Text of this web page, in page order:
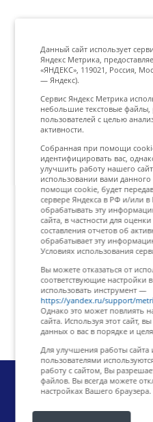
Данный сайт использует
Яндекс Метрика,
«ЯНДЕКС», 119021, Россия,
— Яндекс).
Сервис Яндекс Метрика
небольшие текстовые
пользователей с целью
активности.
Собранная при помощи
идентифицировать вас,
улучшить работу нашего
использовании вами
помощи cookie, будет
сервере Яндекса в РФ и/или в
обрабатывать эту
сайта, в частности для
составления отчетов об
обрабатывает эту
Условиях использования
Вы можете отказаться от
соответствующие настройки
использовать инструмент —
https://yandex.ru/support/
Однако это может повлиять
сайта. Используя этот сайт,
данных о вас в порядке и
Для улучшения работы сайта
пользователями
работу с сайтом, Вы
файлов. Вы всегда можете
настройках Вашего браузера.